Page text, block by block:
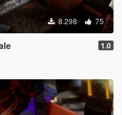
8.298 75
1.0